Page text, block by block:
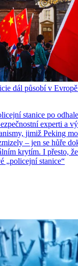
dál působí v
stanice po
experti a
jimiž Peking
– jen se hůře
krytím. I přesto,
„policejní stanice“